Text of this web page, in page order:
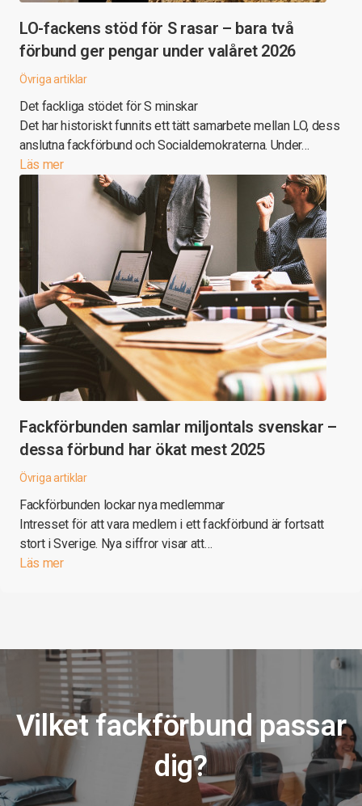
LO-fackens stöd för S rasar – bara två
förbund ger pengar under valåret 2026
Övriga artiklar
Det fackliga stödet för S minskar
Det har historiskt funnits ett tätt samarbete mellan LO, dess
anslutna fackförbund och Socialdemokraterna. Under…
Läs mer
Fackförbunden samlar miljontals svenskar –
dessa förbund har ökat mest 2025
Övriga artiklar
Fackförbunden lockar nya medlemmar
Intresset för att vara medlem i ett fackförbund är fortsatt
stort i Sverige. Nya siffror visar att…
Läs mer
Vilket fackförbund passar
dig?